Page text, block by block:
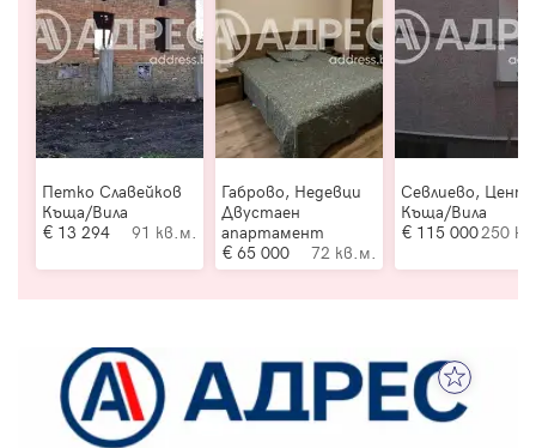
Петко Славейков
Къща/Вила
13 294
91 кв.м.
Габрово, Недевци
Двустаен
апартамент
65 000
72 кв.м.
Севлиево,
Къща/Вила
115 000250